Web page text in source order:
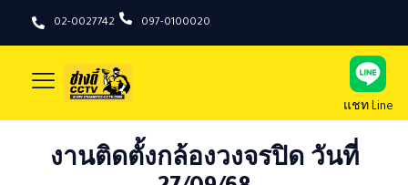
02-0027742 097-0100020
แชท Line
งานติดตั้งกล้องวงจรปิด วันที่